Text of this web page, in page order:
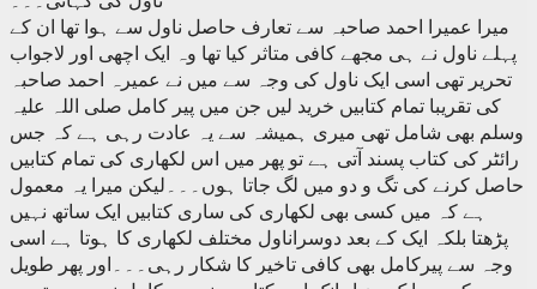
میرا عمیرا احمد صاحبہ سے تعارف حاصل ناول سے ہوا تھا ان کے
پہلے ناول نے ہی مجھے کافی متاثر کیا تھا وہ ایک اچھی اور لاجواب
تحریر تھی اسی ایک ناول کی وجہ سے میں نے عمیرہ احمد صاحبہ
کی تقریبا تمام کتابیں خرید لیں جن میں پیر کامل صلی اللہ علیہ
وسلم بھی شامل تھی میری ہمیشہ سے یہ عادت رہی ہے کہ جس
رائٹر کی کتاب پسند آتی ہے تو پھر میں اس لکھاری کی تمام کتابیں
حاصل کرنے کی تگ و دو میں لگ جاتا ہوں۔۔۔لیکن میرا یہ معمول
ہے کہ میں کسی بھی لکھاری کی ساری کتابیں ایک ساتھ نہیں
پڑھتا بلکہ ایک کے بعد دوسراناول مختلف لکھاری کا ہوتا ہے اسی
وجہ سے پیرکامل بھی کافی تاخیر کا شکار رہی۔۔۔اور پھر طویل